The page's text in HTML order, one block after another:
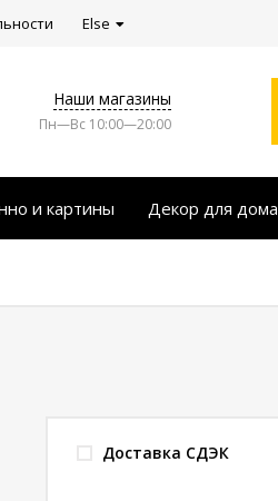
Else
Наши магазины
Пн—Вс 10:00—20:00
и картины Декор для дома
Доставка СДЭК